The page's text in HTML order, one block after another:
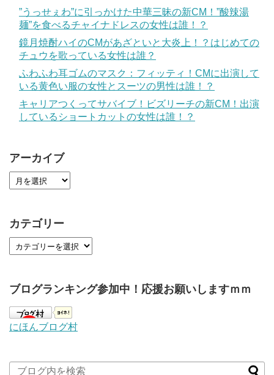
”うっせぇわ”に引っかけた中華三昧の新CM！”酸辣湯
麺”を食べるチャイナドレスの女性は誰！？
鏡月焼酎ハイのCMがあざといと大炎上！？はじめての
チュウを歌っている女性は誰？
ふわふわ耳ゴムのマスク：フィッティ！CMに出演して
いる黄色い服の女性とスーツの男性は誰！？
キャリアつくってサバイブ！ビズリーチの新CM！出演
しているショートカットの女性は誰！？
アーカイブ
カテゴリー
ブログランキング参加中！応援お願いしますｍｍ
にほんブログ村